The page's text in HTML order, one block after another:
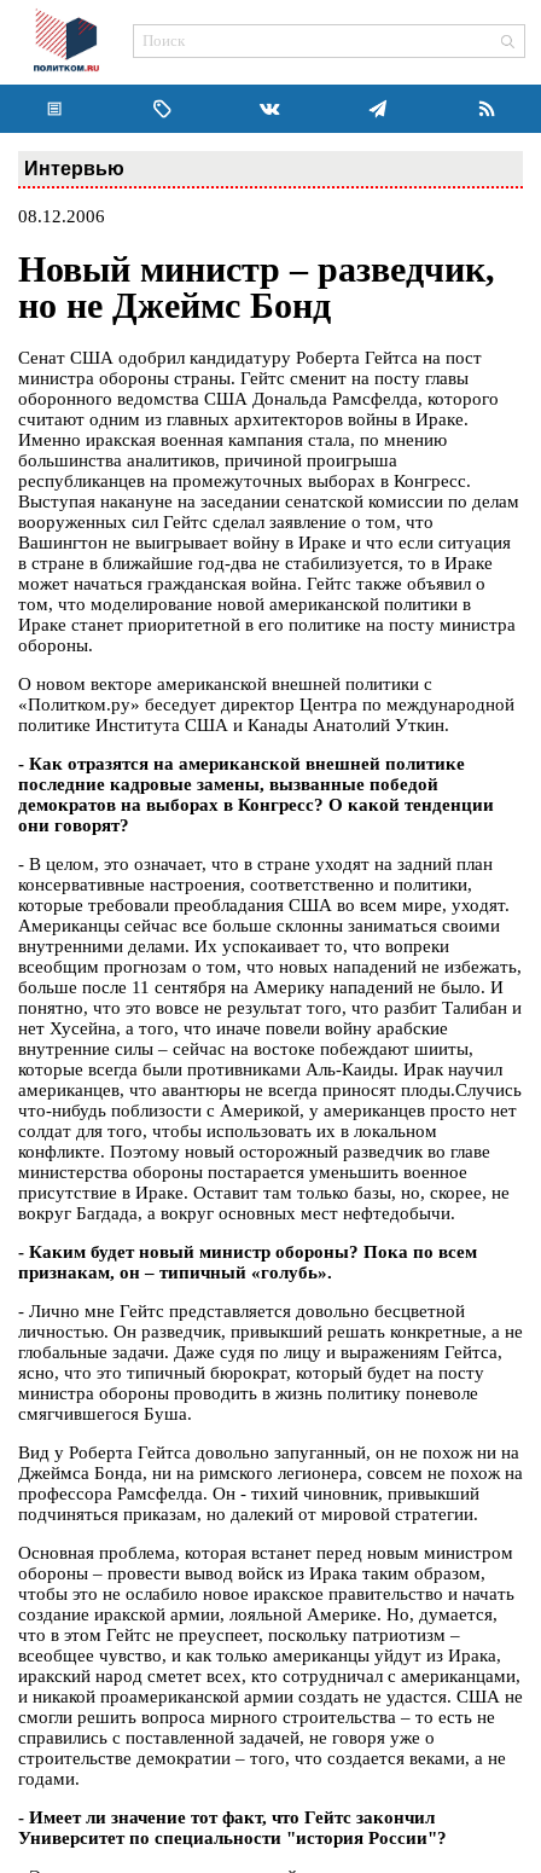
Интервью
08.12.2006
Новый министр – разведчик,
но не Джеймс Бонд
Сенат США одобрил кандидатуру Роберта Гейтса на пост
министра обороны страны. Гейтс сменит на посту главы
оборонного ведомства США Дональда Рамсфелда, которого
считают одним из главных архитекторов войны в Ираке.
Именно иракская военная кампания стала, по мнению
большинства аналитиков, причиной проигрыша
республиканцев на промежуточных выборах в Конгресс.
Выступая накануне на заседании сенатской комиссии по делам
вооруженных сил Гейтс сделал заявление о том, что
Вашингтон не выигрывает войну в Ираке и что если ситуация
в стране в ближайшие год-два не стабилизуется, то в Ираке
может начаться гражданская война. Гейтс также объявил о
том, что моделирование новой американской политики в
Ираке станет приоритетной в его политике на посту министра
обороны.
О новом векторе американской внешней политики с
«Политком.ру» беседует директор Центра по международной
политике Института США и Канады Анатолий Уткин.
- Как отразятся на американской внешней политике
последние кадровые замены, вызванные победой
демократов на выборах в Конгресс? О какой тенденции
они говорят?
- В целом, это означает, что в стране уходят на задний план
консервативные настроения, соответственно и политики,
которые требовали преобладания США во всем мире, уходят.
Американцы сейчас все больше склонны заниматься своими
внутренними делами. Их успокаивает то, что вопреки
всеобщим прогнозам о том, что новых нападений не избежать,
больше после 11 сентября на Америку нападений не было. И
понятно, что это вовсе не результат того, что разбит Талибан и
нет Хусейна, а того, что иначе повели войну арабские
внутренние силы – сейчас на востоке побеждают шииты,
которые всегда были противниками Аль-Каиды. Ирак научил
американцев, что авантюры не всегда приносят плоды.Случись
что-нибудь поблизости с Америкой, у американцев просто нет
солдат для того, чтобы использовать их в локальном
конфликте. Поэтому новый осторожный разведчик во главе
министерства обороны постарается уменьшить военное
присутствие в Ираке. Оставит там только базы, но, скорее, не
вокруг Багдада, а вокруг основных мест нефтедобычи.
- Каким будет новый министр обороны? Пока по всем
признакам, он – типичный «голубь».
- Лично мне Гейтс представляется довольно бесцветной
личностью. Он разведчик, привыкший решать конкретные, а не
глобальные задачи. Даже судя по лицу и выражениям Гейтса,
ясно, что это типичный бюрократ, который будет на посту
министра обороны проводить в жизнь политику поневоле
смягчившегося Буша.
Вид у Роберта Гейтса довольно запуганный, он не похож ни на
Джеймса Бонда, ни на римского легионера, совсем не похож на
профессора Рамсфелда. Он - тихий чиновник, привыкший
подчиняться приказам, но далекий от мировой стратегии.
Основная проблема, которая встанет перед новым министром
обороны – провести вывод войск из Ирака таким образом,
чтобы это не ослабило новое иракское правительство и начать
создание иракской армии, лояльной Америке. Но, думается,
что в этом Гейтс не преуспеет, поскольку патриотизм –
всеобщее чувство, и как только американцы уйдут из Ирака,
иракский народ сметет всех, кто сотрудничал с американцами,
и никакой проамериканской армии создать не удастся. США не
смогли решить вопроса мирного строительства – то есть не
справились с поставленной задачей, не говоря уже о
строительстве демократии – того, что создается веками, а не
годами.
- Имеет ли значение тот факт, что Гейтс закончил
Университет по специальности "история России"?